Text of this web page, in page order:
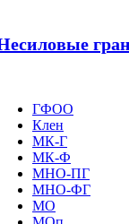
ГФОО
Клен
МК-Г
МК-Ф
МНО-ПГ
МНО-ФГ
МО